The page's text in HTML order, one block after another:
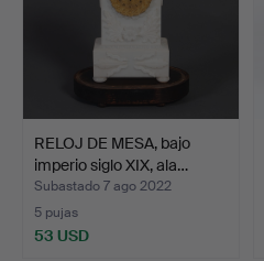
RELOJ DE MESA, bajo
imperio siglo XIX, ala…
Subastado 7 ago 2022
5 pujas
53 USD